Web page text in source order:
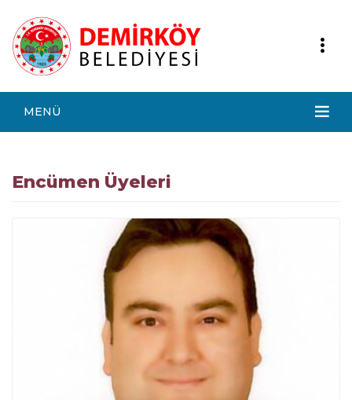
MENÜ
Encümen Üyeleri